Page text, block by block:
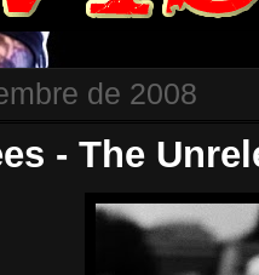
de 2008
- The